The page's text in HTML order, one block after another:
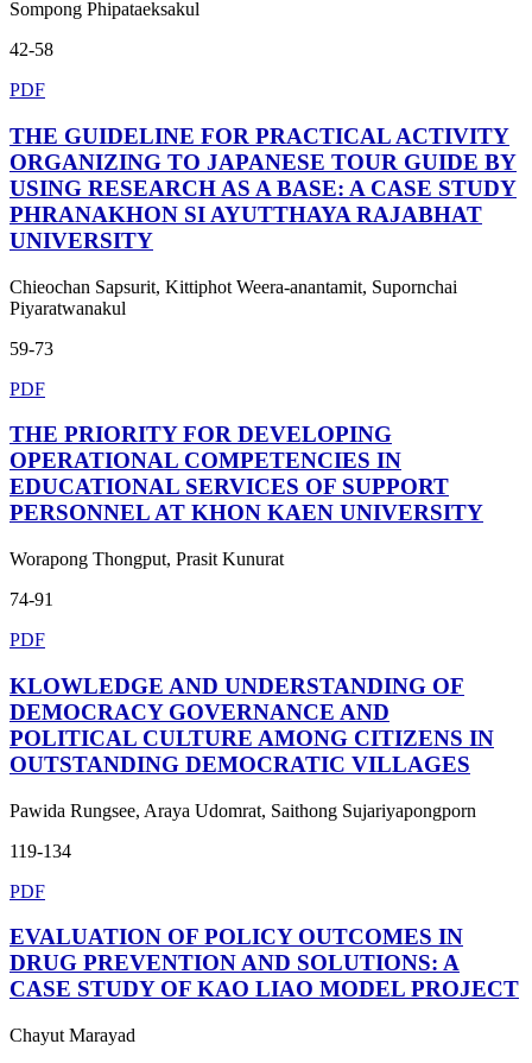
Sompong Phipataeksakul
42-58
PDF
THE GUIDELINE FOR PRACTICAL ACTIVITY
ORGANIZING TO JAPANESE TOUR GUIDE BY
USING RESEARCH AS A BASE: A CASE STUDY
PHRANAKHON SI AYUTTHAYA RAJABHAT
UNIVERSITY
Chieochan Sapsurit, Kittiphot Weera-anantamit, Supornchai
Piyaratwanakul
59-73
PDF
THE PRIORITY FOR DEVELOPING
OPERATIONAL COMPETENCIES IN
EDUCATIONAL SERVICES OF SUPPORT
PERSONNEL AT KHON KAEN UNIVERSITY
Worapong Thongput, Prasit Kunurat
74-91
PDF
KLOWLEDGE AND UNDERSTANDING OF
DEMOCRACY GOVERNANCE AND
POLITICAL CULTURE AMONG CITIZENS IN
OUTSTANDING DEMOCRATIC VILLAGES
Pawida Rungsee, Araya Udomrat, Saithong Sujariyapongporn
119-134
PDF
EVALUATION OF POLICY OUTCOMES IN
DRUG PREVENTION AND SOLUTIONS: A
CASE STUDY OF KAO LIAO MODEL PROJECT
Chayut Marayad